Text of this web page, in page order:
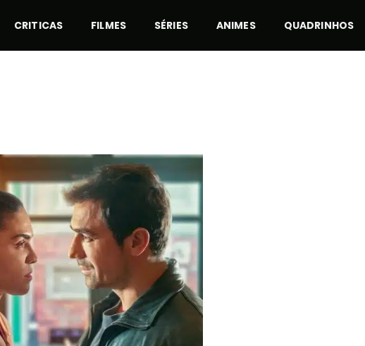
CRITICAS FILMES SÉRIES ANIMES QUADRINHOS